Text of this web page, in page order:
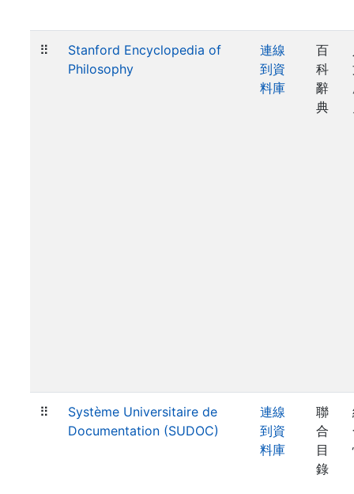
⠿
Stanford Encyclopedia of
Philosophy
連線
到資
料庫
百
科
辭
典
⠿
Système Universitaire de
Documentation (SUDOC)
連線
到資
料庫
聯
合
目
錄